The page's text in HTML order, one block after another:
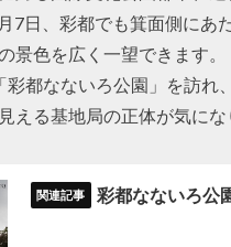
7日、彩都でも箕面側にあ
景色を広く一望できます。
都なないろ公園」を訪れ
える基地局の正体が気に
彩都なないろ公